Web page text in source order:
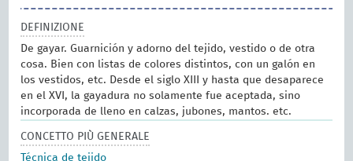
DEFINIZIONE
De gayar. Guarnición y adorno del tejido, vestido o de otra
cosa. Bien con listas de colores distintos, con un galón en
los vestidos, etc. Desde el siglo XIII y hasta que desaparece
en el XVI, la gayadura no solamente fue aceptada, sino
incorporada de lleno en calzas, jubones, mantos. etc.
CONCETTO PIÙ GENERALE
Técnica de tejido